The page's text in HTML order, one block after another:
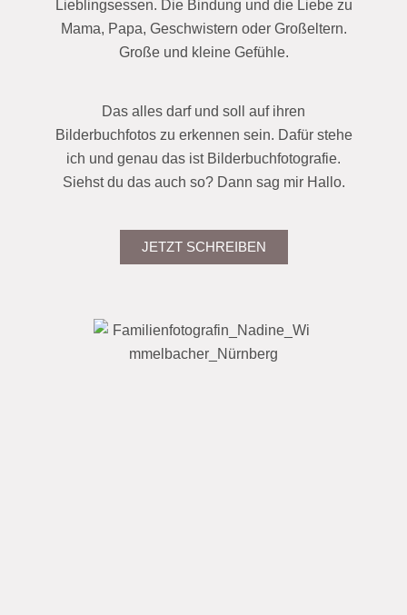
Lieblingsessen. Die Bindung und die Liebe zu
Mama, Papa, Geschwistern oder Großeltern.
Große und kleine Gefühle.
Das alles darf und soll auf ihren
Bilderbuchfotos zu erkennen sein. Dafür stehe
ich und genau das ist Bilderbuchfotografie.
Siehst du das auch so? Dann sag mir Hallo.
JETZT SCHREIBEN